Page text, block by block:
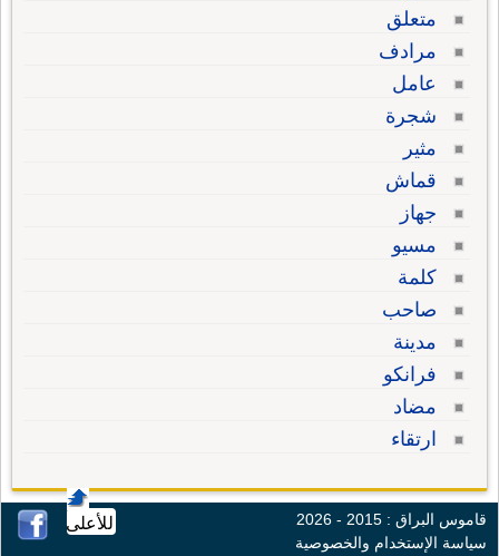
متعلق
مرادف
عامل
شجرة
مثير
قماش
جهاز
مسيو
كلمة
صاحب
مدينة
فرانكو
مضاد
ارتقاء
للأعلى
قاموس البراق : 2015 - 2026
سياسة الإستخدام والخصوصية